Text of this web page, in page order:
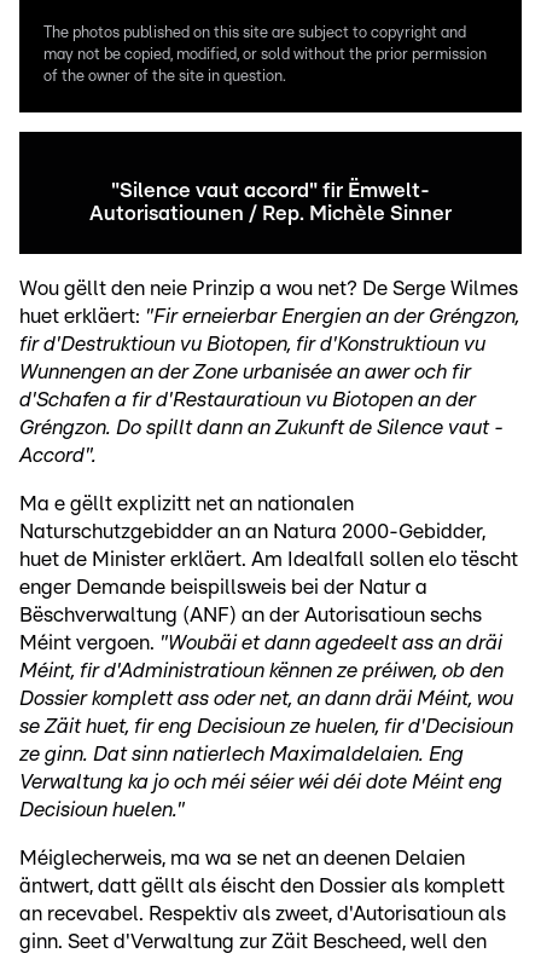
The photos published on this site are subject to copyright and
may not be copied, modified, or sold without the prior permission
of the owner of the site in question.
"Silence vaut accord" fir Ëmwelt-
Autorisatiounen / Rep. Michèle Sinner
Wou gëllt den neie Prinzip a wou net? De Serge Wilmes
huet erkläert: "Fir erneierbar Energien an der Gréngzon,
fir d'Destruktioun vu Biotopen, fir d'Konstruktioun vu
Wunnengen an der Zone urbanisée an awer och fir
d'Schafen a fir d'Restauratioun vu Biotopen an der
Gréngzon. Do spillt dann an Zukunft de Silence vaut -
Accord".
Ma e gëllt explizitt net an nationalen
Naturschutzgebidder an an Natura 2000-Gebidder,
huet de Minister erkläert. Am Idealfall sollen elo tëscht
enger Demande beispillsweis bei der Natur a
Bëschverwaltung (ANF) an der Autorisatioun sechs
Méint vergoen. "Woubäi et dann agedeelt ass an dräi
Méint, fir d'Administratioun kënnen ze préiwen, ob den
Dossier komplett ass oder net, an dann dräi Méint, wou
se Zäit huet, fir eng Decisioun ze huelen, fir d'Decisioun
ze ginn. Dat sinn natierlech Maximaldelaien. Eng
Verwaltung ka jo och méi séier wéi déi dote Méint eng
Decisioun huelen."
Méiglecherweis, ma wa se net an deenen Delaien
äntwert, datt gëllt als éischt den Dossier als komplett
an recevabel. Respektiv als zweet, d'Autorisatioun als
ginn. Seet d'Verwaltung zur Zäit Bescheed, well den